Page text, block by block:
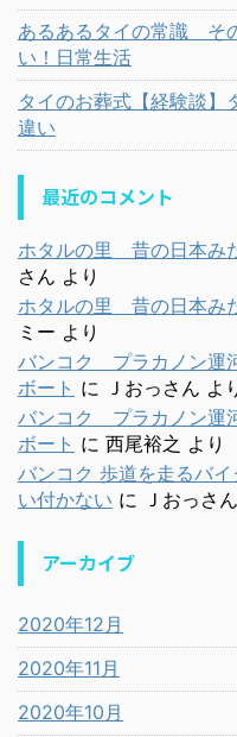
あるあるタイの常識 そ
い！日常生活
タイのお葬式【経験談
違い
最近のコメント
ホタルの里 昔の日本み
さん より
ホタルの里 昔の日本み
ミー より
バンコク プラカノン運
ボート に Ｊおっさん よ
バンコク プラカノン運
ボート に 西尾裕之 より
バンコク 歩道を走るバ
い付かない に Ｊおっさん
アーカイブ
2020年12月
2020年11月
2020年10月